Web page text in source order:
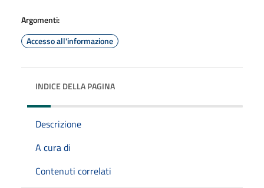
Argomenti:
Accesso all'informazione
INDICE DELLA PAGINA
Descrizione
A cura di
Contenuti correlati